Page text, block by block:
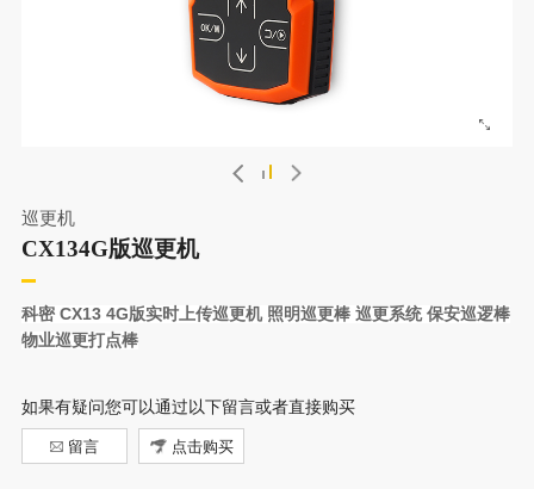
巡更机
CX134G版巡更机
科密 CX13 4G版实时上传巡更机 照明巡更棒 巡更系统 保安巡逻棒
物业巡更打点棒
如果有疑问您可以通过以下留言或者直接购买
留言 点击购买